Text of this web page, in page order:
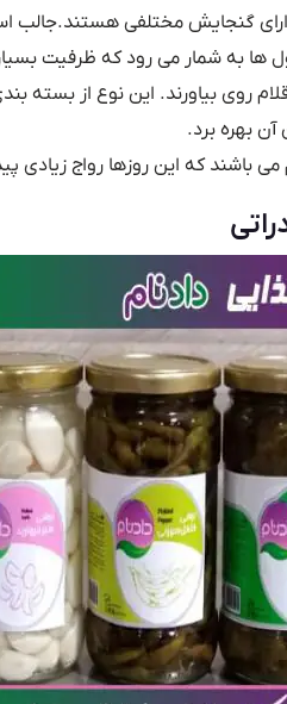
گنجایش مختلفی هستند.جالب
به شمار می رود که ظرفیت بسیار
روی بیاورند. این نوع از
بهره برد.
باشند که این روزها رواج زیادی